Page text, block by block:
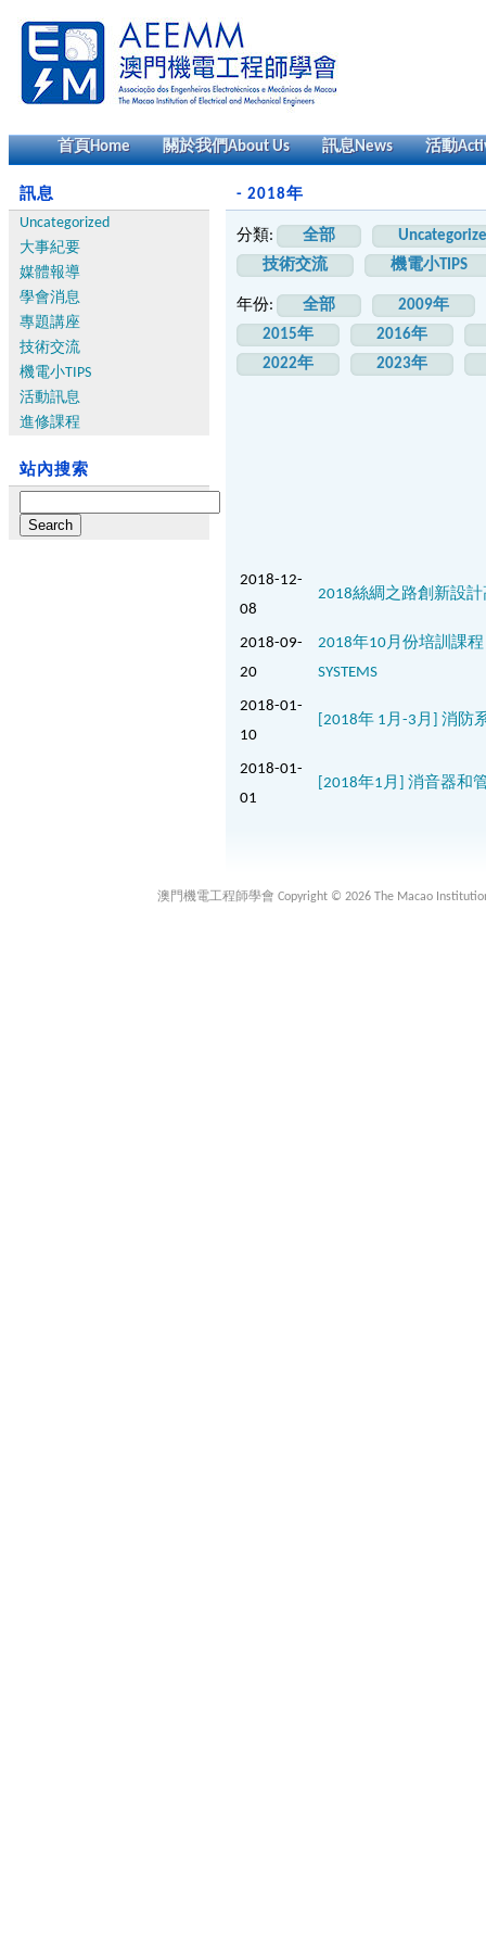
首頁Home 關於我們About Us 訊息News 活動
訊息
Uncategorized
大事紀要
媒體報導
學會消息
專題講座
技術交流
機電小TIPS
活動訊息
進修課程
站內搜索
for:
- 2018年
分類: 全部
技術交流
機電小TIPS
年份: 全部
2009年
2015年
2016年
2022年
2023年
2018-12-
08
2018絲綢之路創新設
2018-09-
20
2018年10月份培訓課程 –
SYSTEMS
2018-01-
10
[2018年 1月-3月] 消防系
2018-01-
01
[2018年1月] 消音器和
澳門機電工程師學會 Copyright © 2026 The Macao